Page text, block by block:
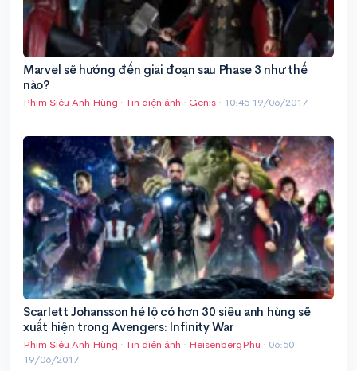
Marvel sẽ hướng đến giai đoạn sau Phase 3 như thế
nào?
Phim Siêu Anh Hùng · Tin điện ảnh · Genis · 10:45 19/06/2017
Scarlett Johansson hé lộ có hơn 30 siêu anh hùng sẽ
xuất hiện trong Avengers: Infinity War
Phim Siêu Anh Hùng · Tin điện ảnh · HeisenbergPhu · 06:50
19/06/2017